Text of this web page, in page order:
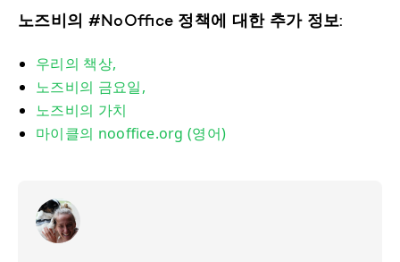
노즈비의 #NoOffice 정책에 대한 추가 정보:
우리의 책상,
노즈비의 금요일,
노즈비의 가치
마이클의 nooffice.org (영어)